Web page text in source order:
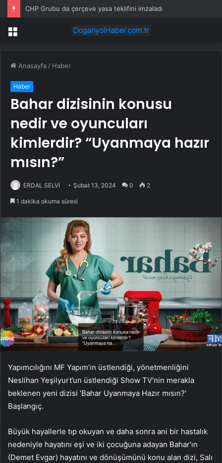
CHP Grubu da çerçeve yasa teklifini imzaladı
Menü
Anasayfa / Haber
Haber
Bahar dizisinin konusu
nedir ve oyuncuları
kimlerdir? “Uyanmaya hazır
mısın?”
ERDAL SELVİ Şubat 13, 2024 0 2
1 dakika okuma süresi
Yapımcılığını MF Yapım’ın üstlendiği, yönetmenliğini
Neslihan Yeşilyurt’un üstlendiği Show TV’nin merakla
beklenen yeni dizisi ‘Bahar Uyanmaya Hazır mısın?’
Başlangıç.
Büyük hayallerle tıp okuyan ve daha sonra ani bir hastalık
nedeniyle hayatını eşi ve iki çocuğuna adayan Bahar’ın
(Demet Evgar) hayatını ve dönüşümünü konu alan dizi, Salı